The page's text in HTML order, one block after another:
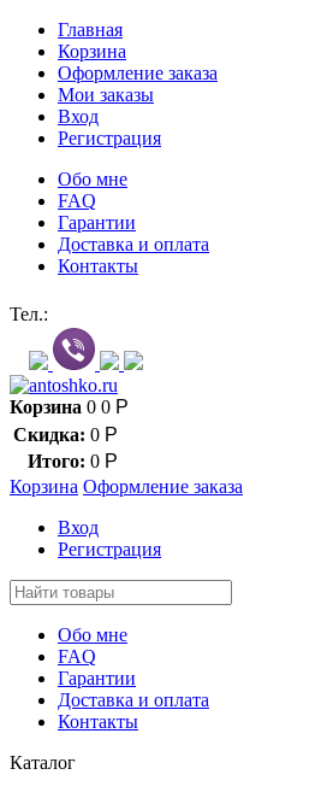
Главная
Корзина
Оформление заказа
Мои заказы
Вход
Регистрация
Обо мне
FAQ
Гарантии
Доставка и оплата
Контакты
Тел.:
Корзина 0 0 Р
Скидка: 0 Р
Итого: 0 Р
Корзина Оформление заказа
Вход
Регистрация
Обо мне
FAQ
Гарантии
Доставка и оплата
Контакты
Каталог